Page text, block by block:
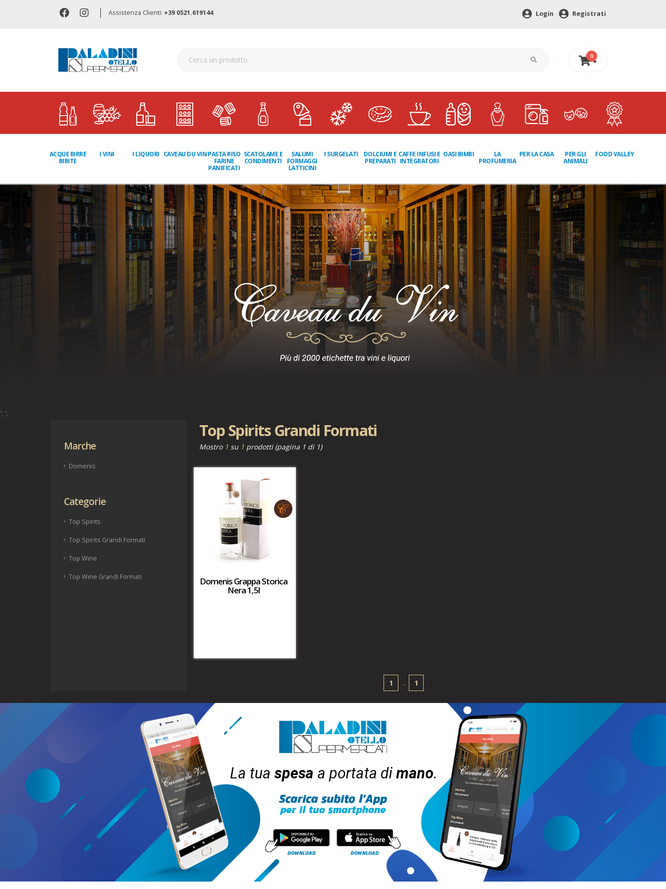
| Assistenza Clienti: +39 0521.619144 Login Registrati
0
0 €
ACQUE BIRRE
BIBITE
I VINI I LIQUORI CAVEAU DU VINPASTA RISO
FARINE
PANIFICATI
SCATOLAME E
CONDIMENTI
SALUMI
FORMAGGI
LATTICINI
I SURGELATI
DOLCIUMI E
PREPARATI
CAFFE INFUSI E
INTEGRATORI
OASI BIMBI
LA
PROFUMERIA
PER LA CASA
PER GLI
ANIMALI
FOOD VALLEY
'; ';
Marche
Domenis
Categorie
Top Spirits
Top Spirits Grandi Formati
Top Wine
Top Wine Grandi Formati
Top Spirits Grandi Formati
Mostro 1 su 1 prodotti (pagina 1 di 1)
Domenis Grappa Storica
Nera 1,5l
1 ... 1